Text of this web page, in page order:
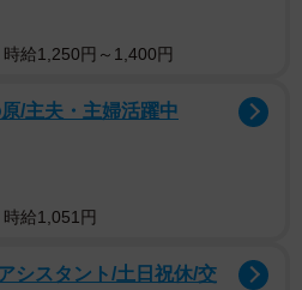
給1,250円～1,400円
/主夫・主婦活躍中
給1,051円
シスタント/土日祝休/交